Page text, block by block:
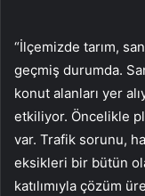
“İlçemizde tarım,
geçmiş durumda.
konut alanları yer
etkiliyor. Öncelikle
var. Trafik sorunu,
eksikleri bir bütün
katılımıyla çözüm